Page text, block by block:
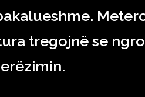
tregojnë se